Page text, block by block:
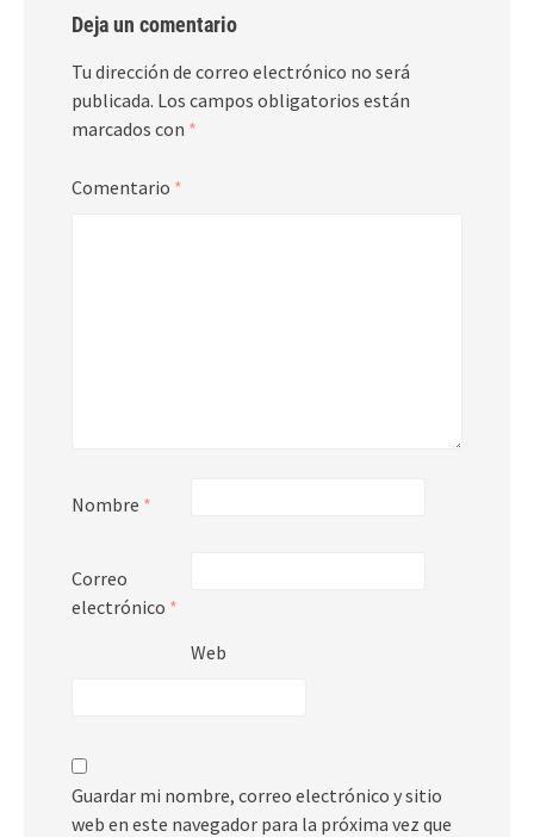
Deja un comentario
Tu dirección de correo electrónico no será
publicada. Los campos obligatorios están
marcados con *
Comentario *
Nombre *
Correo
electrónico *
Web
Guardar mi nombre, correo electrónico y sitio
web en este navegador para la próxima vez que